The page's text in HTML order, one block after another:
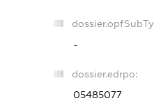
-
dossier.edrpo:
05485077